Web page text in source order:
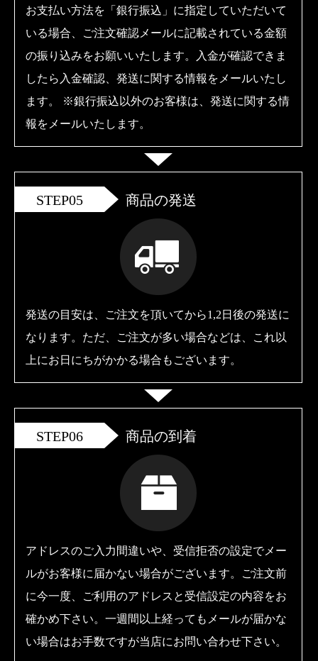
お支払い方法を「銀行振込」に指定していただいて
いる場合、ご注文確認メールに記載されている金額
の振り込みをお願いいたします。入金が確認できま
したら入金確認、発送に関する情報をメールいたし
ます。 ※銀行振込以外のお客様は、発送に関する情
報をメールいたします。
STEP05 商品の発送
発送の目安は、ご注文を頂いてから1,2日後の発送に
なります。ただ、ご注文が多い場合などは、これ以
上にお日にちがかかる場合もございます。
STEP06 商品の到着
アドレスのご入力間違いや、受信拒否の設定でメー
ルがお客様に届かない場合がございます。ご注文前
に今一度、ご利用のアドレスと受信設定の内容をお
確かめ下さい。一週間以上経ってもメールが届かな
い場合はお手数ですが当店にお問い合わせ下さい。